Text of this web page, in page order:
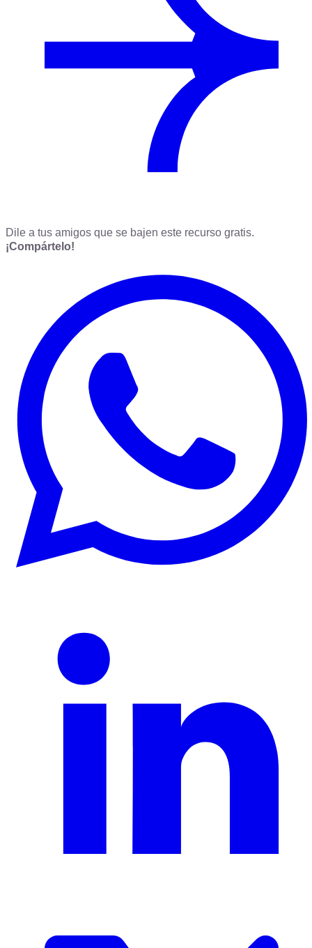
Dile a tus amigos que se bajen este recurso gratis.
¡Compártelo!